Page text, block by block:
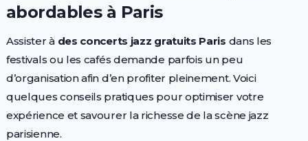
abordables à Paris
Assister à des concerts jazz gratuits Paris dans les
festivals ou les cafés demande parfois un peu
d’organisation afin d’en profiter pleinement. Voici
quelques conseils pratiques pour optimiser votre
expérience et savourer la richesse de la scène jazz
parisienne.